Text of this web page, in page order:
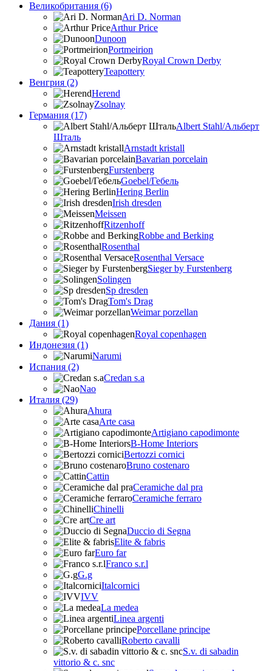
Великобритания (6)
Ari D. Norman
Arthur Price
Dunoon
Portmeirion
Royal Crown Derby
Teapottery
Венгрия (2)
Herend
Zsolnay
Германия (17)
Albert Stahl/Альбеpт
Шталь
Arnstadt kristall
Bavarian porcelain
Furstenberg
Goebel/Гебель
Hering Berlin
Irish dresden
Meissen
Ritzenhoff
Robbe and Berking
Rosenthal
Rosenthal Versace
Sieger by Furstenberg
Solingen
Sp dresden
Tom's Drag
Weimar porzellan
Дания (1)
Royal copenhagen
Индонезия (1)
Narumi
Испания (2)
Credan s.a
Nao
Италия (29)
Ahura
Arte casa
Artigiano capodimonte
B-Home Interiors
Bertozzi cornici
Bruno costenaro
Cattin
Ceramiche dal pra
Ceramiche ferraro
Chinelli
Cre art
Duccio di Segna
Elite & fabris
Euro far
Franco s.r.l
G.g
Italcornici
IVV
La medea
Linea argenti
Porcellane principe
Roberto cavalli
S.v. di sabadin
vittorio & c. snc